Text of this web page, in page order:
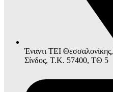
Έναντι ΤΕΙ Θεσσαλονίκης,
Σίνδος, Τ.Κ. 57400, ΤΘ 5